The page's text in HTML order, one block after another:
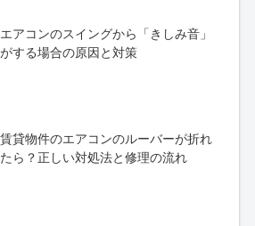
エアコンのスイングから「きしみ音」
がする場合の原因と対策
賃貸物件のエアコンのルーバーが折れ
たら？正しい対処法と修理の流れ